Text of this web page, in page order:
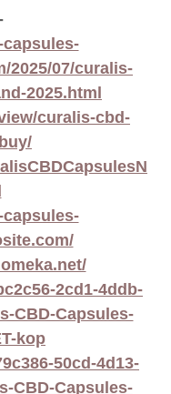
2025/07/curalis-
2025.html
curalis-cbd-
2cd1-4ddb-
CBD-Capsules-
kop
50cd-4d13-
CBD-Capsules-